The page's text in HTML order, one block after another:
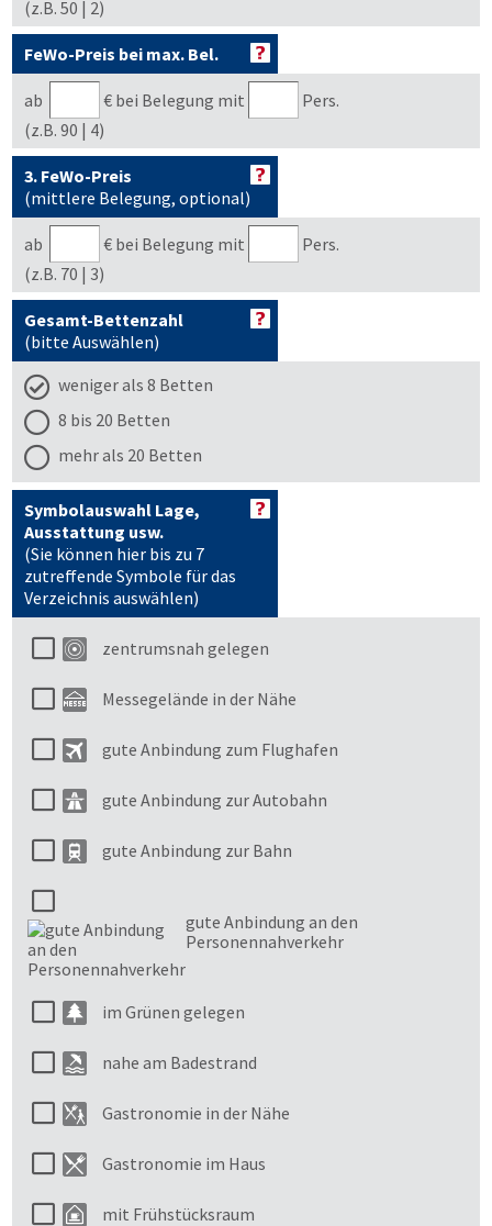
(z.B. 50 | 2)
FeWo-Preis bei max. Bel.
ab € bei Belegung mit
Pers.
(z.B. 90 | 4)
3. FeWo-Preis
(mittlere Belegung, optional)
ab € bei Belegung mit
Pers.
(z.B. 70 | 3)
Gesamt-Bettenzahl
(bitte Auswählen)
weniger als 8 Betten
8 bis 20 Betten
mehr als 20 Betten
Symbolauswahl Lage,
Ausstattung usw.
(Sie können hier bis zu 7
zutreffende Symbole für das
Verzeichnis auswählen)
zentrumsnah gelegen
Messegelände in der Nähe
gute Anbindung zum Flughafen
gute Anbindung zur Autobahn
gute Anbindung zur Bahn
gute Anbindung an den
Personennahverkehr
im Grünen gelegen
nahe am Badestrand
Gastronomie in der Nähe
Gastronomie im Haus
mit Frühstücksraum